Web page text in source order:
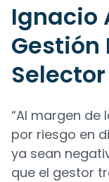
Ignacio
“Al margen de
por riesgo en
ya sean
que el gestor